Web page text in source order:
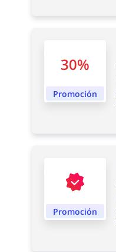
30%
Promoción
Promoción